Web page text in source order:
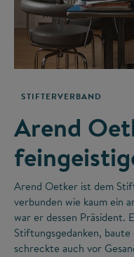
STIFTERVERBAND
Arend
Arend Oetker ist dem
verbunden wie kaum ein
war er dessen Präsident.
Stiftungsgedanken,
schreckte auch vor